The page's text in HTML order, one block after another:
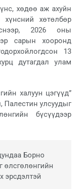
хөдөө аж ахуйн
хүнсний хөтөлбөр
2026 оны
сарын хооронд
13
дутагдал улам
халуун цэгүүд”
улсуудыг
бүсүүдээр
Борно
өлсгөлөнгийн
эрсдэлтэй